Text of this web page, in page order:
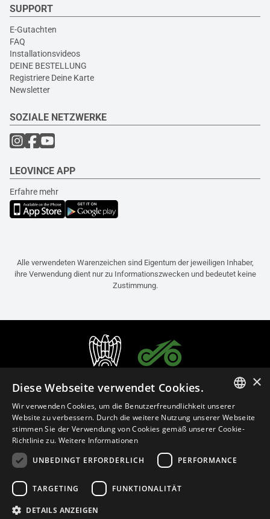
SUPPORT
E-Gutachten
FAQ
Installationsvideos
DEINE BESTELLUNG
Registriere Deine Karte
Newsletter
SOZIALE NETZWERKE
LEOVINCE APP
Erfahre mehr
Alle verwendeten Warenzeichen sind Eigentum der jeweiligen Inhaber,
ihre Verwendung dient nur zu Informationszwecken und bedeutet keine
Zustimmung.
Deutsch (Österreich)
ITALIAN
ENGLISH
×
Diese Webseite verwendet Cookies.
Wir verwenden Cookies, um die Benutzerfreundlichkeit unserer
Website zu verbessern. Durch die weitere Nutzung unserer Webseite
stimmen Sie der Verwendung von Cookies gemäß unserer Cookie-
Richtlinie zu. Weitere Informationen
UNBEDINGT ERFORDERLICH
PERFORMANCE
TARGETING FUNKTIONALITÄT
DETAILS ANZEIGEN